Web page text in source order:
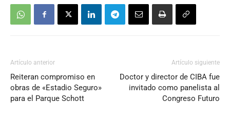
Artículo anterior
Reiteran compromiso en
obras de «Estadio Seguro»
para el Parque Schott
Artículo siguiente
Doctor y director de CIBA fue
invitado como panelista al
Congreso Futuro